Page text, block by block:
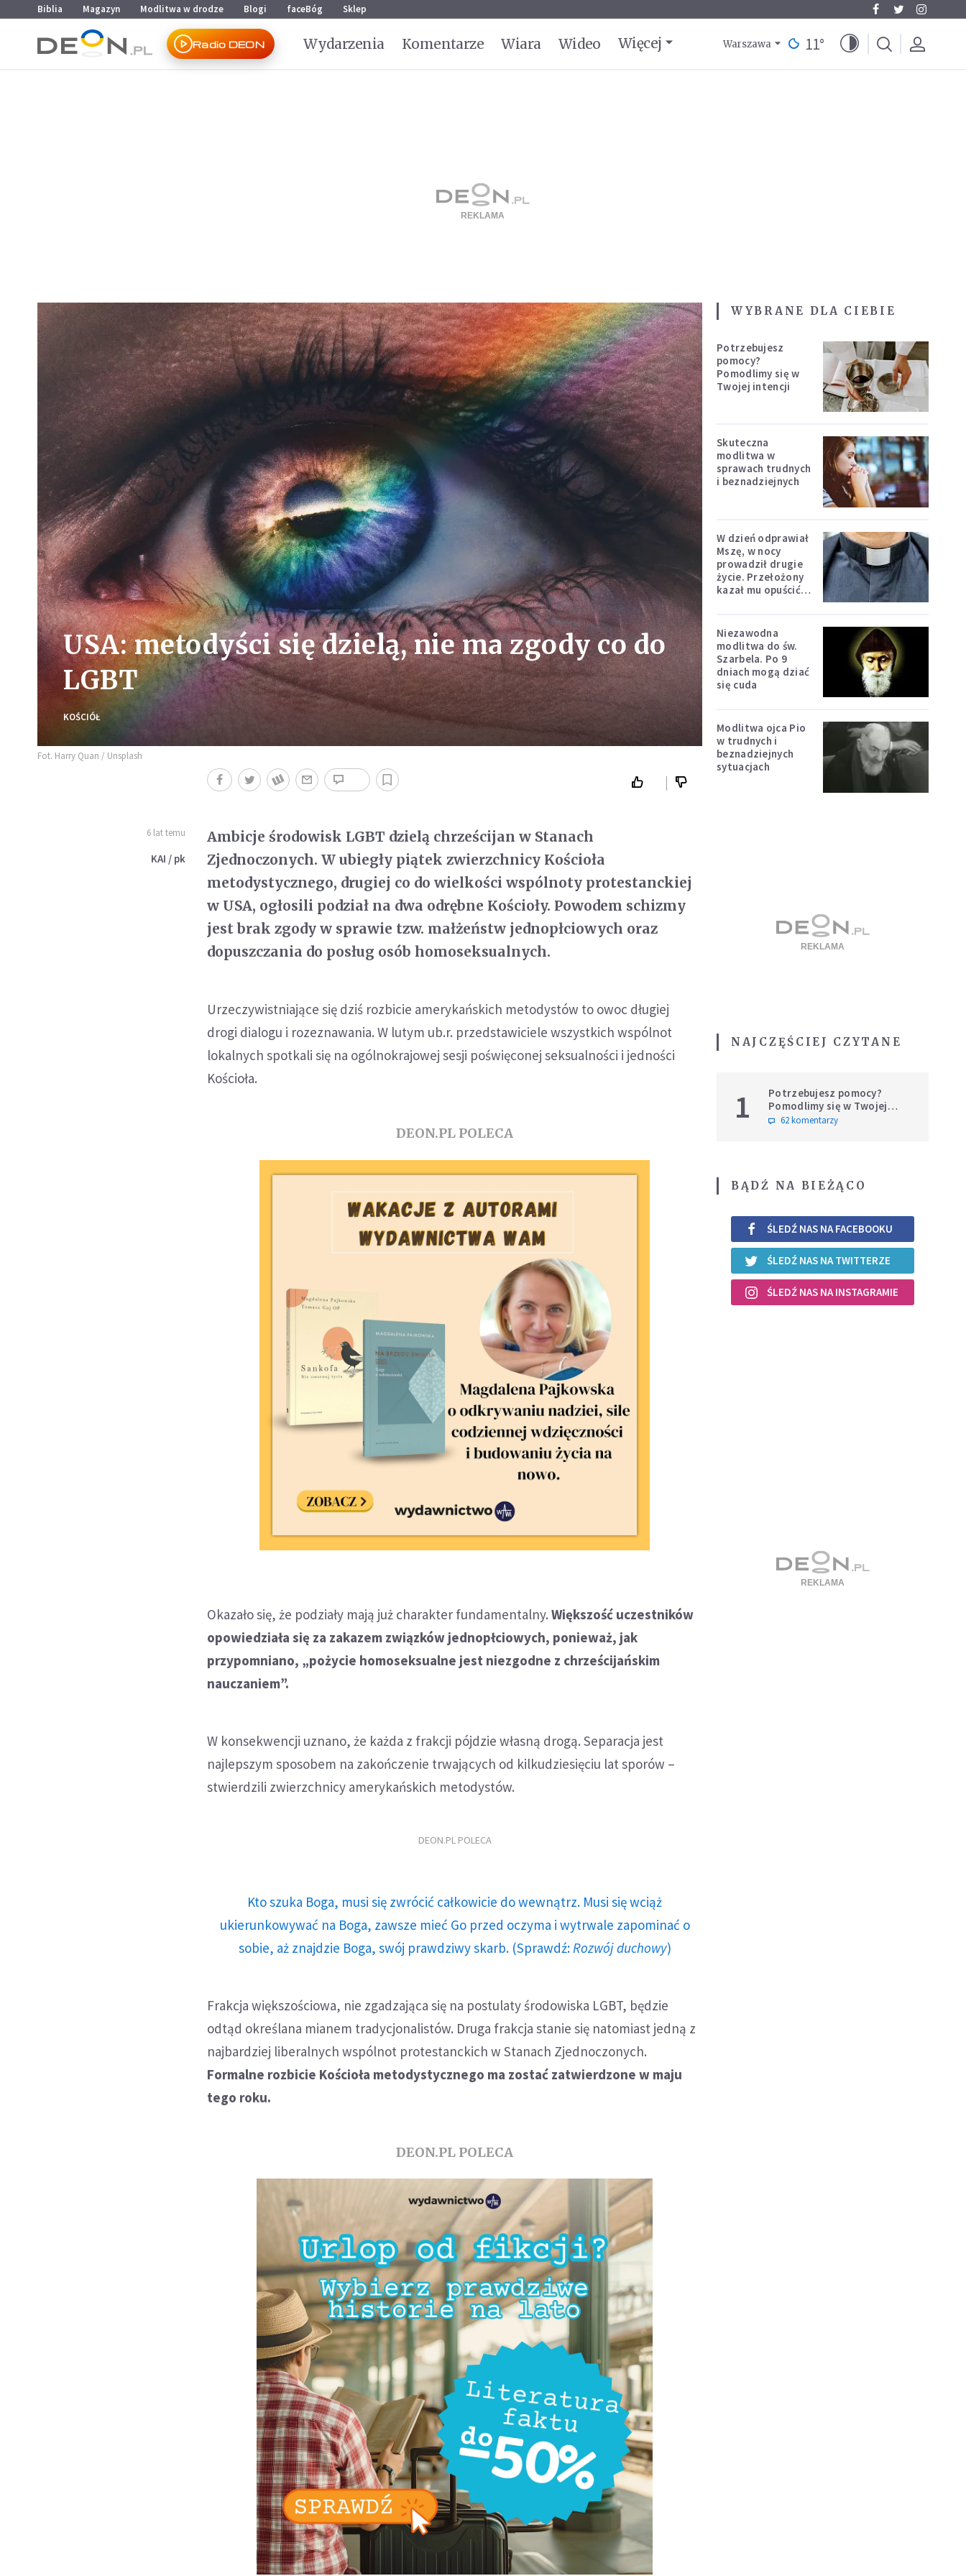
Przejdź do menu głównego
Przejdź do treści
Biblia Magazyn Modlitwa w drodze Blogi faceBóg Sklep
Radio DEON Wydarzenia Komentarze Wiara Wideo Więcej Warszawa 11°
USA: metodyści się dzielą, nie ma zgody co do
LGBT
KOŚCIÓŁ
Fot. Harry Quan / Unsplash
6 lat temu
KAI / pk
Ambicje środowisk LGBT dzielą chrześcijan w Stanach
Zjednoczonych. W ubiegły piątek zwierzchnicy Kościoła
metodystycznego, drugiej co do wielkości wspólnoty protestanckiej
w USA, ogłosili podział na dwa odrębne Kościoły. Powodem schizmy
jest brak zgody w sprawie tzw. małżeństw jednopłciowych oraz
dopuszczania do posług osób homoseksualnych.
Urzeczywistniające się dziś rozbicie amerykańskich metodystów to owoc długiej
drogi dialogu i rozeznawania. W lutym ub.r. przedstawiciele wszystkich wspólnot
lokalnych spotkali się na ogólnokrajowej sesji poświęconej seksualności i jedności
Kościoła.
DEON.PL POLECA
Okazało się, że podziały mają już charakter fundamentalny.Większość uczestników
opowiedziała się za zakazem związków jednopłciowych, ponieważ, jak
przypomniano, „pożycie homoseksualne jest niezgodne z chrześcijańskim
nauczaniem”.
W konsekwencji uznano, że każda z frakcji pójdzie własną drogą. Separacja jest
najlepszym sposobem na zakończenie trwających od kilkudziesięciu lat sporów –
stwierdzili zwierzchnicy amerykańskich metodystów.
DEON.PL POLECA
Kto szuka Boga, musi się zwrócić całkowicie do wewnątrz. Musi się wciąż
ukierunkowywać na Boga, zawsze mieć Go przed oczyma i wytrwale zapominać o
sobie, aż znajdzie Boga, swój prawdziwy skarb. (Sprawdź: Rozwój duchowy)
Frakcja większościowa, nie zgadzająca się na postulaty środowiska LGBT, będzie
odtąd określana mianem tradycjonalistów. Druga frakcja stanie się natomiast jedną z
najbardziej liberalnych wspólnot protestanckich w Stanach Zjednoczonych.
Formalne rozbicie Kościoła metodystycznego ma zostać zatwierdzone w maju
tego roku.
DEON.PL POLECA
WYBRANE DLA CIEBIE
Potrzebujesz
pomocy?
Pomodlimy się w
Twojej intencji
Skuteczna
modlitwa w
sprawach trudnych
i beznadziejnych
W dzień odprawiał
Mszę, w nocy
prowadził drugie
życie. Przełożony
kazał mu opuścić
Niezawodna
modlitwa do św.
Szarbela. Po 9
dniach mogą dziać
się cuda
Modlitwa ojca Pio
w trudnych i
beznadziejnych
sytuacjach
NAJCZĘŚCIEJ CZYTANE
1
Potrzebujesz pomocy?
Pomodlimy się w Twojej
intencji
62 komentarzy
BĄDŹ NA BIEŻĄCO
ŚLEDŹ NAS NA FACEBOOKU
ŚLEDŹ NAS NA TWITTERZE
ŚLEDŹ NAS NA INSTAGRAMIE